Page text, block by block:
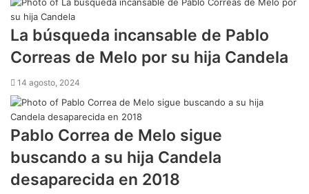
La búsqueda incansable de Pablo
Correas de Melo por su hija Candela
14 agosto, 2024
Pablo Correa de Melo sigue
buscando a su hija Candela
desaparecida en 2018